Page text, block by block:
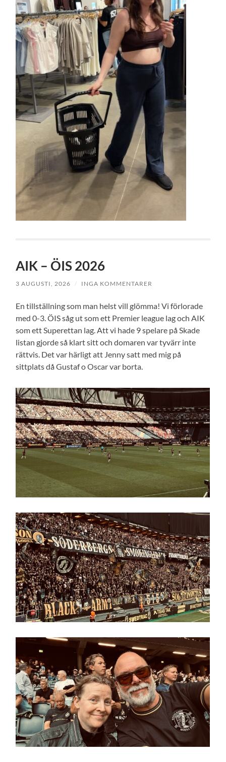
AIK – ÖIS 2026
3 AUGUSTI, 2026 / INGA KOMMENTARER
En tillställning som man helst vill glömma! Vi förlorade
med 0-3. ÖIS såg ut som ett Premier league lag och AIK
som ett Superettan lag. Att vi hade 9 spelare på Skade
listan gjorde så klart sitt och domaren var tyvärr inte
rättvis. Det var härligt att Jenny satt med mig på
sittplats då Gustaf o Oscar var borta.